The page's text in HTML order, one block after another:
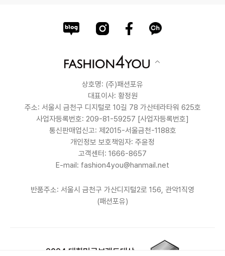
상호명: (주)패션포유
대표이사: 황정원
주소: 서울시 금천구 디지털로 10길 78 가산테라타워 625호
사업자등록번호: 209-81-59257 [사업자등록번호]
통신판매업신고: 제2015-서울금천-1188호
개인정보 보호책임자: 주윤정
고객센터: 1666-8657
E-mail: fashion4you@hanmail.net
반품주소: 서울시 금천구 가산디지털2로 156, 관악1직영
(패션포유)